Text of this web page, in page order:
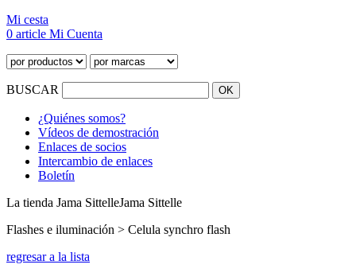
Mi cesta
0 article Mi Cuenta
BUSCAR
¿Quiénes somos?
Vídeos de demostración
Enlaces de socios
Intercambio de enlaces
Boletín
La tienda Jama SittelleJama Sittelle
Flashes e iluminación > Celula synchro flash
regresar a la lista